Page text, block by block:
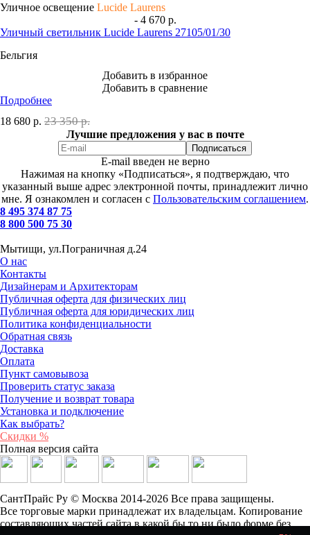
Уличное освещение Lucide Laurens
- 4 670 р.
Уличный светильник Lucide Laurens 27105/01/30
Бельгия
Добавить в избранное
Добавить в сравнение
Подробнее
18 680 р. 23 350 р.
Лучшие предложения у вас в почте
E-mail введен не верно
Нажимая на кнопку «Подписаться», я подтверждаю, что
указанный выше адрес электронной почты, принадлежит лично
мне. Я ознакомлен и согласен с Пользовательским соглашением.
8 495 374 87 75
8 800 500 75 30
Мытищи, ул.Пограничная д.24
О нас
Контакты
Дизайнерам и Архитекторам
Публичная оферта для физических лиц
Публичная оферта для юридических лиц
Политика конфиденциальности
Обратная связь
Доставка
Оплата
Пункт самовывоза
Проверить статус заказа
Получение и возврат товара
Установка и подключение
Как выбрать?
Скидки %
Полная версия сайта
СантПрайс Ру © Москва 2014-2026 Все права защищены.
Все торговые марки принадлежат их владельцам. Копирование
составляющих частей сайта в какой бы то ни было форме без